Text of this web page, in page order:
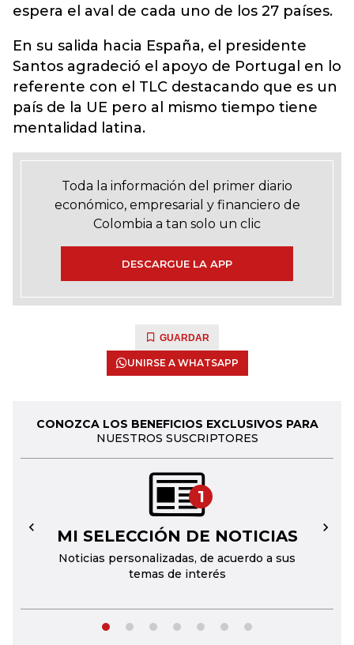
espera el aval de cada uno de los 27 países.
En su salida hacia España, el presidente
Santos agradeció el apoyo de Portugal en lo
referente con el TLC destacando que es un
país de la UE pero al mismo tiempo tiene
mentalidad latina.
Toda la información del primer diario
económico, empresarial y financiero de
Colombia a tan solo un clic
DESCARGUE LA APP
GUARDAR
UNIRSE A WHATSAPP
CONOZCA LOS BENEFICIOS EXCLUSIVOS PARA
NUESTROS SUSCRIPTORES
1
MI SELECCIÓN DE NOTICIAS
Noticias personalizadas, de acuerdo a sus
temas de interés
← →